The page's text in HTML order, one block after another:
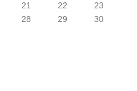
21 22
23
28 29
30